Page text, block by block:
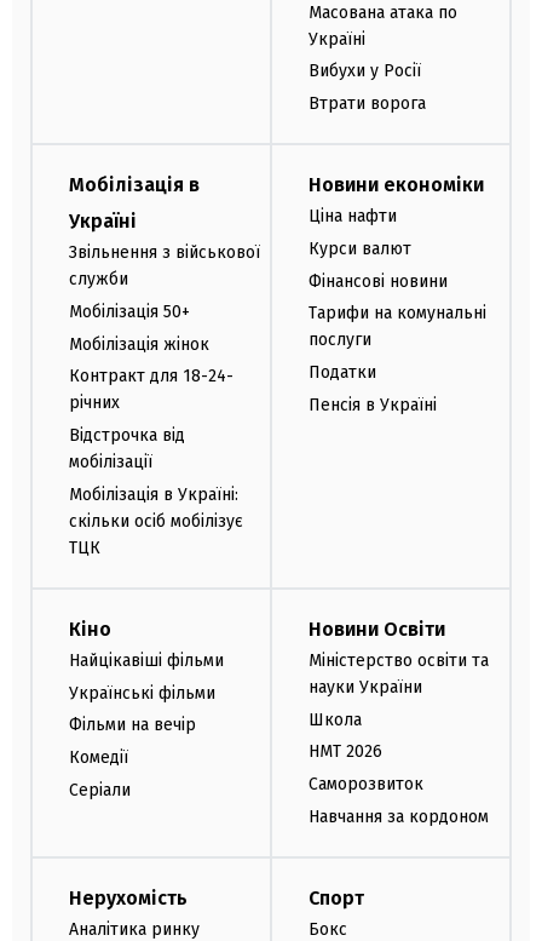
Масована атака по
Україні
Вибухи у Росії
Втрати ворога
Мобілізація в
Україні
Звільнення з військової
служби
Мобілізація 50+
Мобілізація жінок
Контракт для 18-24-
річних
Відстрочка від
мобілізації
Мобілізація в Україні:
скільки осіб мобілізує
ТЦК
Новини економіки
Ціна нафти
Курси валют
Фінансові новини
Тарифи на комунальні
послуги
Податки
Пенсія в Україні
Кіно
Найцікавіші фільми
Українські фільми
Фільми на вечір
Комедії
Серіали
Новини Освіти
Міністерство освіти та
науки України
Школа
НМТ 2026
Саморозвиток
Навчання за кордоном
Нерухомість
Аналітика ринку
Спорт
Бокс